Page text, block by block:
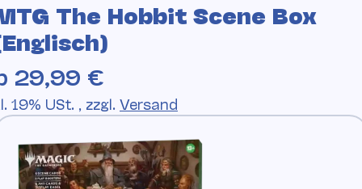
The Hobbit Scene Box
29,99 €
19% USt. , zzgl. Versand